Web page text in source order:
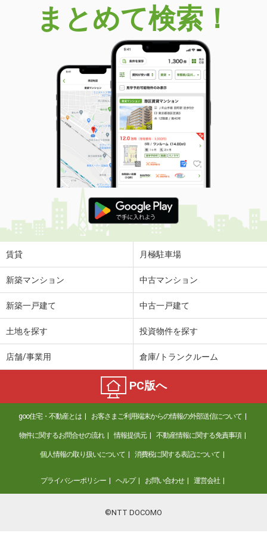
まとめて検索！
賃貸 月極駐車場
新築マンション 中古マンション
新築一戸建て 中古一戸建て
土地を探す 投資物件を探す
店舗/事業用 倉庫/トランクルーム
PC版へ
goo住宅・不動産とは お客さまご利用端末からの情報の外部送信について
物件に関するお問合せの流れ 情報提供元 不動産情報に関する免責事項
個人情報の取り扱いについて 消費税に関する表記について
プライバシーポリシー ヘルプ お問い合わせ 運営会社
©NTT DOCOMO